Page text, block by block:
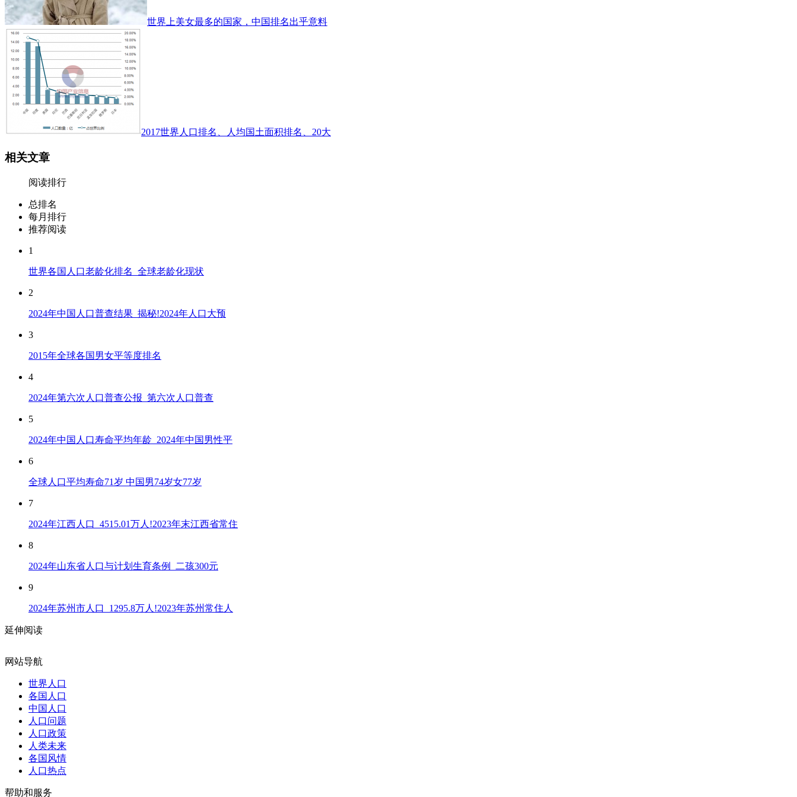
世界上美女最多的国家，中国排名出乎意料
2017世界人口排名、人均国土面积排名、20大
相关文章
阅读排行
总排名
每月排行
推荐阅读
1
世界各国人口老龄化排名_全球老龄化现状
2
2024年中国人口普查结果_揭秘!2024年人口大预
3
2015年全球各国男女平等度排名
4
2024年第六次人口普查公报_第六次人口普查
5
2024年中国人口寿命平均年龄_2024年中国男性平
6
全球人口平均寿命71岁 中国男74岁女77岁
7
2024年江西人口_4515.01万人!2023年末江西省常住
8
2024年山东省人口与计划生育条例_二孩300元
9
2024年苏州市人口_1295.8万人!2023年苏州常住人
延伸阅读
网站导航
世界人口
各国人口
中国人口
人口问题
人口政策
人类未来
各国风情
人口热点
帮助和服务